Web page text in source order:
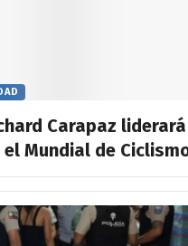
Carapaz
el Mundial de